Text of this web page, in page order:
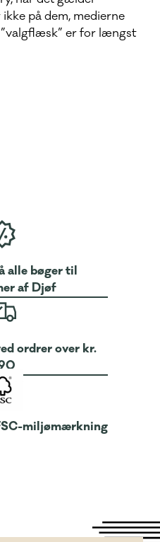
på dem, medierne
er for længst
alle bøger til
af Djøf
ordrer over kr.
miljømærkning